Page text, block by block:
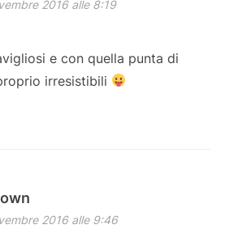
2016 alle 8:19
e con quella punta di
irresistibili
2016 alle 9:46